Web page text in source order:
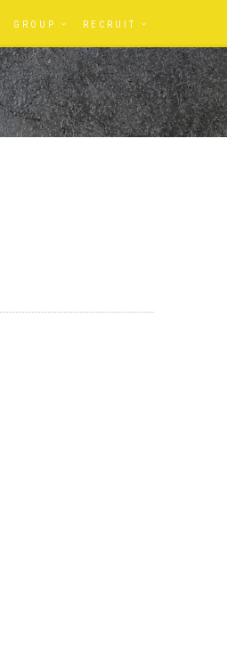
GROUP RECRUIT